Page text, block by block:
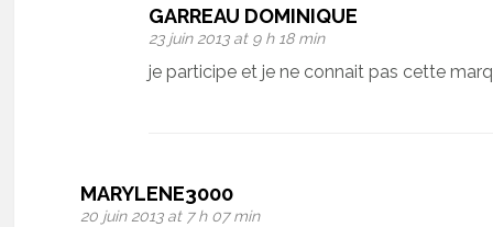
GARREAU DOMINIQUE
23 juin 2013 at 9 h 18 min
je participe et je ne connait pas cette
MARYLENE3000
20 juin 2013 at 7 h 07 min